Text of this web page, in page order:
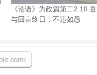
《论语》为政篇第二2.10 吾
与回言终日，不违如愚